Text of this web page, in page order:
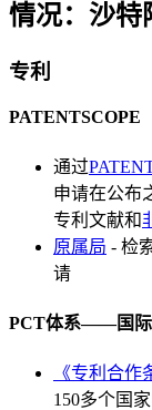
情况：沙特
专利
PATENTSCOPE
通过
申请在公布
专利文献和
原属局 - 检
请
PCT体系——国际
《专利合作
150多个国